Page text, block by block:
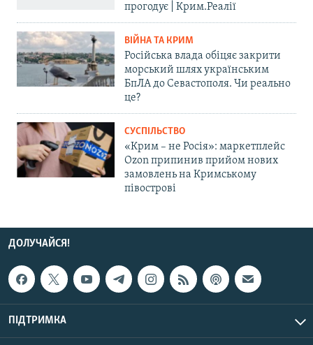
прогодує | Крим.Реалії
ВІЙНА ТА КРИМ
Російська влада обіцяє закрити
морський шлях українським
БпЛА до Севастополя. Чи реально
це?
СУСПІЛЬСТВО
«Крим – не Росія»: маркетплейс
Ozon припинив прийом нових
замовлень на Кримському
півострові
ДОЛУЧАЙСЯ!
ПІДТРИМКА